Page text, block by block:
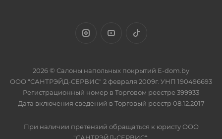
2026 © Салоны напольных покрытий E-dom.by
ООО "САНТРЭЙД-СЕРВИС" 2 февраля 2009г. УНП 190496693
Регистрационный номер в Торговом реестре 399933
Дата включения сведений в Торговый реестр 08.12.2017
При наличии претензий обращаться к юристу ООО